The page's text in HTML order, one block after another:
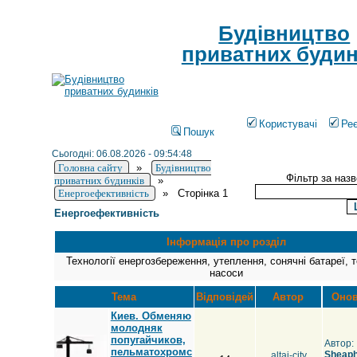
Будівництво
приватних
Пошук
Користувачі
Сьогодні: 06.08.2026 - 09:54:48
Головна сайту »
Будівництво
приватних будинків
»
Енергоефективність
» Сторінка 1
Енергоефективність
Фільтр за
Інформація про розділ
Технології енергозбереження, утеплення, сонячні батареї,
насоси
Тема
Відповідей Автор
Киев. Обменяю
молодняк
попугайчиков,
пельматохромс
Автор: